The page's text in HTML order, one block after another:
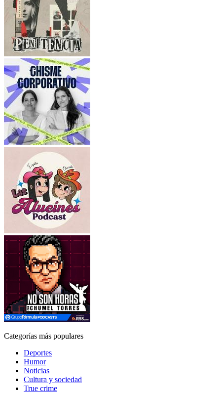
Categorías más populares
Deportes
Humor
Noticias
Cultura y sociedad
True crime